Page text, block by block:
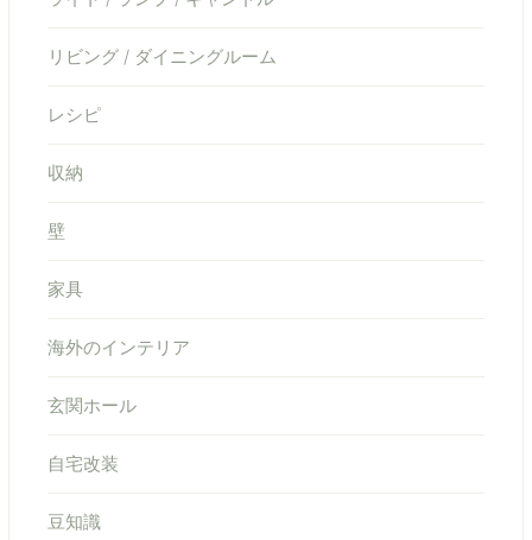
リビング / ダイニングルーム
レシピ
収納
壁
家具
海外のインテリア
玄関ホール
自宅改装
豆知識